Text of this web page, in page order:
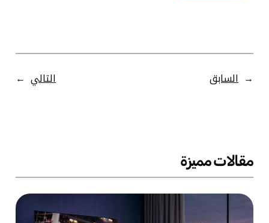
← السابق التالي →
مقالات مميزة